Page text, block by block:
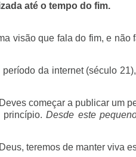
até o tempo do fim.
visão que fala do fim, e
da internet (século
começar a publicar
princípio.Desde este
teremos de manter viva